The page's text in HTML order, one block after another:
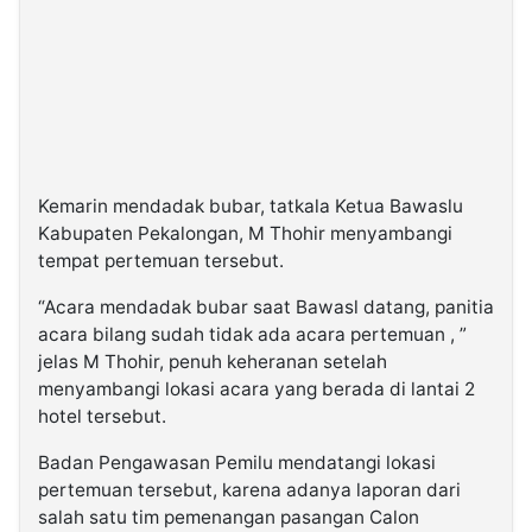
Kemarin mendadak bubar, tatkala Ketua Bawaslu
Kabupaten Pekalongan, M Thohir menyambangi
tempat pertemuan tersebut.
“Acara mendadak bubar saat Bawasl datang, panitia
acara bilang sudah tidak ada acara pertemuan , ”
jelas M Thohir, penuh keheranan setelah
menyambangi lokasi acara yang berada di lantai 2
hotel tersebut.
Badan Pengawasan Pemilu mendatangi lokasi
pertemuan tersebut, karena adanya laporan dari
salah satu tim pemenangan pasangan Calon